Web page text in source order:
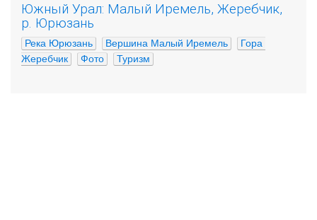
Южный Урал: Малый Иремель, Жеребчик,
р. Юрюзань
Река Юрюзань Вершина Малый Иремель
Гора
Жеребчик
Фото Туризм